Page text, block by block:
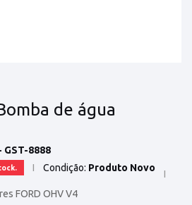
de água
GST-8888
Condição: Produto Novo
FORD OHV V4